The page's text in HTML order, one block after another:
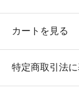
カートを見る
特定商取引法